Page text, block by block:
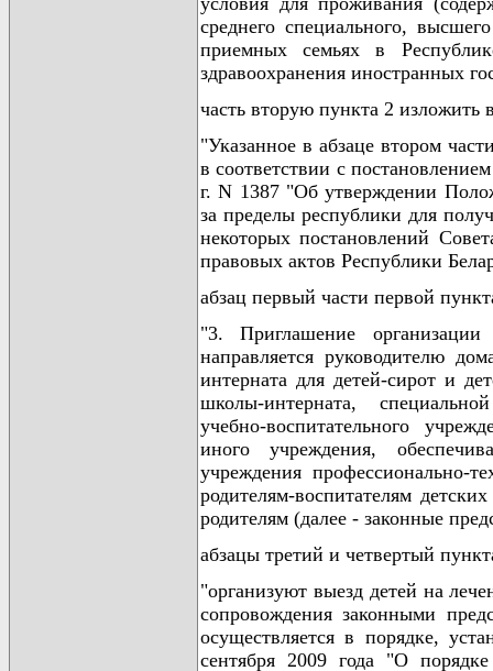
среднего специального,
приемных семьях в
здравоохранения иностранных
часть вторую пункта 2
"Указанное в абзаце втором
в соответствии с
г. N 1387 "Об утверждении
за пределы республики для
некоторых постановлений
правовых актов Республики
абзац первый части первой
"3. Приглашение организации
направляется руководителю
интерната для детей-сирот и
школы-интерната,
учебно-воспитательного
иного учреждения,
учреждения профессионально-
родителям-воспитателям
родителям (далее - законные
абзацы третий и четвертый
"организуют выезд детей на
сопровождения законными
осуществляется в порядке,
сентября 2009 года "О